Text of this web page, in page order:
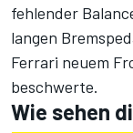
fehlender
langen
Ferrari neuem
beschwerte.
Wie sehen